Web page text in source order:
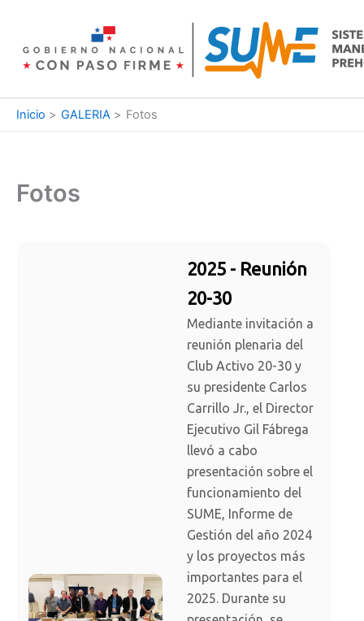
contenido
Inicio GALERIA Fotos
Fotos
2025 - Reunión
20-30
Mediante invitación a
reunión plenaria del
Club Activo 20-30 y
su presidente Carlos
Carrillo Jr., el Director
Ejecutivo Gil Fábrega
llevó a cabo
presentación sobre el
funcionamiento del
SUME, Informe de
Gestión del año 2024
y los proyectos más
importantes para el
2025. Durante su